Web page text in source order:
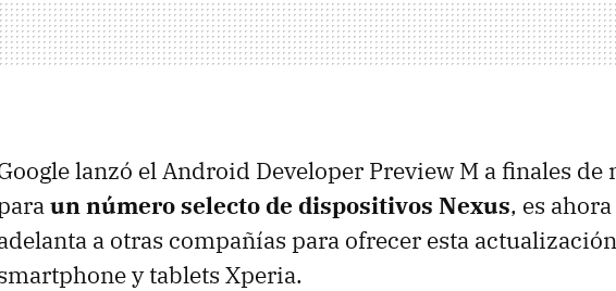
lanzó el Android Developer Preview M a finales de
un número selecto de dispositivos Nexus, es
a otras compañías para ofrecer esta
y tablets Xperia.